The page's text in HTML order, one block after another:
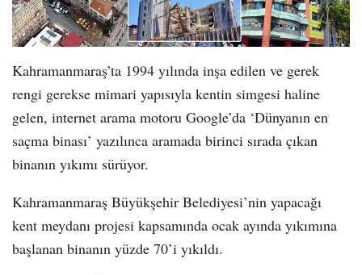
Kahramanmaraş’ta 1994 yılında inşa edilen ve gerek
rengi gerekse mimari yapısıyla kentin simgesi haline
gelen, internet arama motoru Google’da ‘Dünyanın en
saçma binası’ yazılınca aramada birinci sırada çıkan
binanın yıkımı sürüyor.
Kahramanmaraş Büyükşehir Belediyesi’nin yapacağı
kent meydanı projesi kapsamında ocak ayında yıkımına
başlanan binanın yüzde 70’i yıkıldı.